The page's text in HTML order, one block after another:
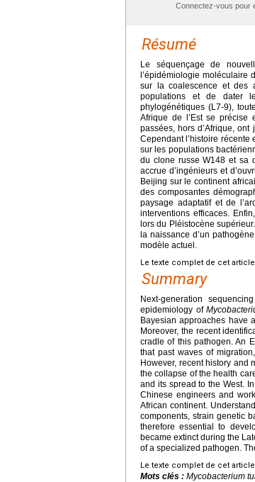
Connectez-vous pour
Résumé
Le séquençage de
l’épidémiologie moléculaire
sur la coalescence et des
populations et de dater
phylogénétiques (L7-9),
Afrique de l’Est se précise
passées, hors d’Afrique,
Cependant l’histoire
sur les populations
du clone russe W148 et sa
accrue d’ingénieurs et
Beijing sur le continent
des composantes
paysage adaptatif et de
interventions efficaces.
lors du Pléistocène
la naissance d’un
modèle actuel.
Le texte complet de cet
Summary
Next-generation
epidemiology of
Bayesian approaches have
Moreover, the recent
cradle of this pathogen. An
that past waves of
However, recent history and
the collapse of the health
and its spread to the West.
Chinese engineers and
African continent.
components, strain genetic
therefore essential to
became extinct during the
of a specialized pathogen.
Le texte complet de cet
Mots clés : Mycobacterium